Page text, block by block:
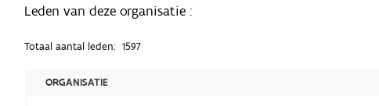
Leden van deze organisatie :
Totaal aantal leden: 1597
ORGANISATIE